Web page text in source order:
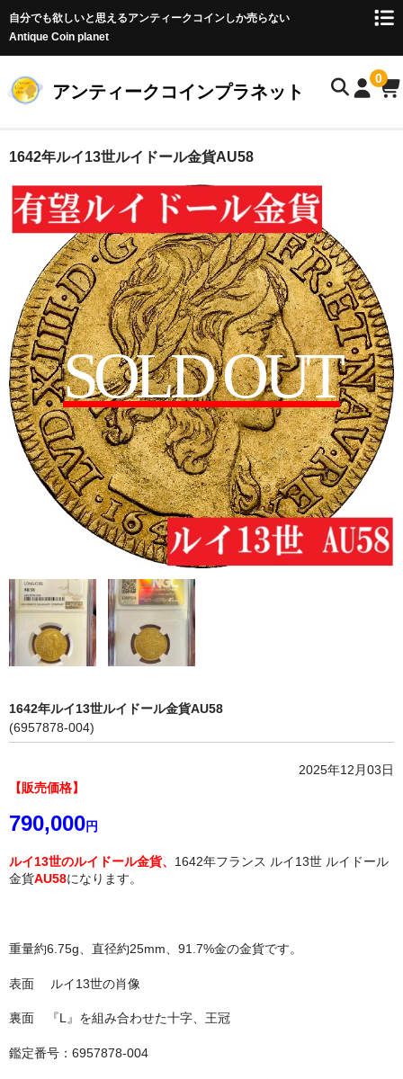
自分でも欲しいと思えるアンティークコインしか売らない
Antique Coin planet
アンティークコインプラネット
0
ホーム
商品一覧
オークション
お客様の声
店主のブログ
コイン初心者の方へ
お問い合わせ
会社概要
各種代行
ご注文の流れ
1642年ルイ13世ルイドール金貨AU58
SOLD OUT
1642年ルイ13世ルイドール金貨AU58
(6957878-004)
2025年12月03日
【販売価格】
790,000円
ルイ13世のルイドール金貨、 1642年フランス ルイ13世 ルイドール
金貨AU58になります。
重量約6.75g、直径約25mm、91.7%金の金貨です。
表面 ルイ13世の肖像
裏面 『L』を組み合わせた十字、王冠
鑑定番号：6957878-004